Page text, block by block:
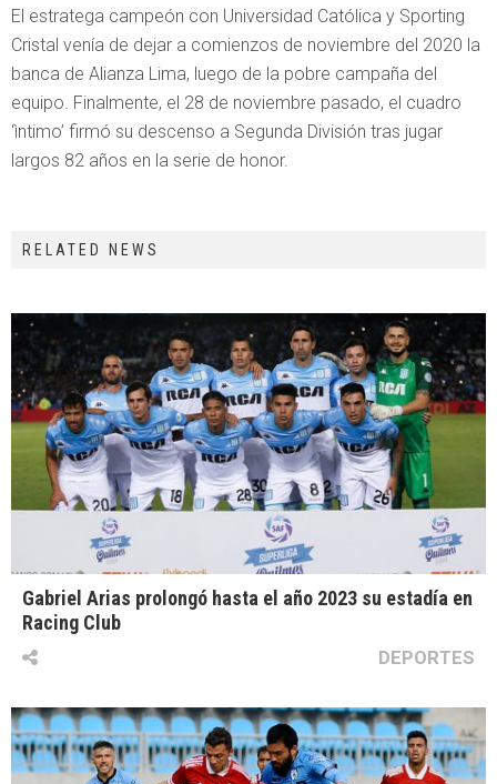
El estratega campeón con Universidad Católica y Sporting
Cristal venía de dejar a comienzos de noviembre del 2020 la
banca de Alianza Lima, luego de la pobre campaña del
equipo. Finalmente, el 28 de noviembre pasado, el cuadro
‘ìntimo’ firmó su descenso a Segunda División tras jugar
largos 82 años en la serie de honor.
RELATED NEWS
Gabriel Arias prolongó hasta el año 2023 su estadía en
Racing Club
DEPORTES